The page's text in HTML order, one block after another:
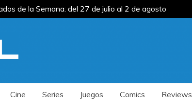
de la Semana: del 27 de julio al 2 de agosto
de la Semana: del 27 de julio al 2 de agosto
de la Semana: del 13 al 19 de julio
Cine Series Juegos Comics Reviews